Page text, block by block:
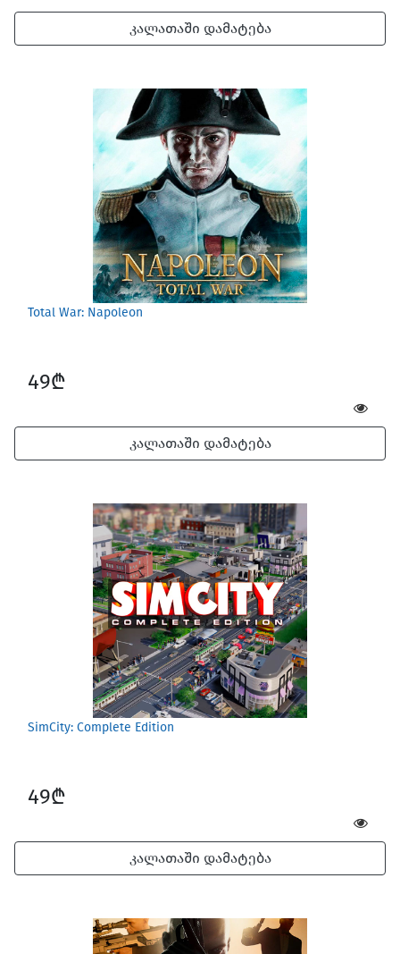
კალათაში დამატება
Total War: Napoleon
49₾
კალათაში დამატება
SimCity: Complete Edition
49₾
კალათაში დამატება